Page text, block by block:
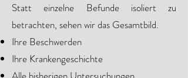
Statt einzelne Befunde isoliert zu
betrachten, sehen wir das Gesamtbild.
Ihre Beschwerden
Ihre Krankengeschichte